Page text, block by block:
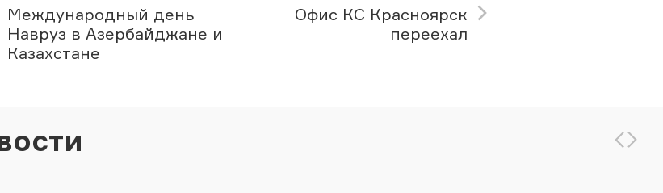
Международный день
Навруз в Азербайджане и
Казахстане
Офис КС Красноярск
переехал